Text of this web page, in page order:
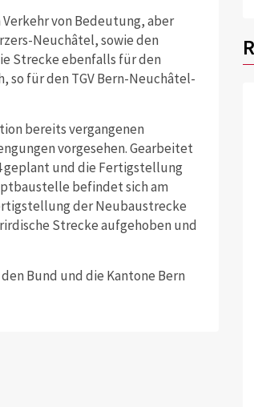
von Bedeutung, aber
Neuchâtel, sowie den
Strecke ebenfalls für den
so für den TGV Bern-Neuchâtel-
bereits vergangenen
vorgesehen. Gearbeitet
geplant und die Fertigstellung
befindet sich am
der Neubaustrecke
Strecke aufgehoben und
Bund und die Kantone Bern